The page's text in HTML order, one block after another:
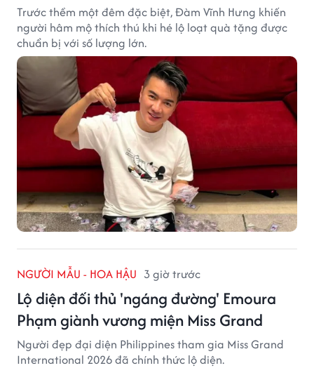
Trước thềm một đêm đặc biệt, Đàm Vĩnh Hưng khiến
người hâm mộ thích thú khi hé lộ loạt quà tặng được
chuẩn bị với số lượng lớn.
NGƯỜI MẪU - HOA HẬU 3 giờ trước
Lộ diện đối thủ 'ngáng đường' Emoura
Phạm giành vương miện Miss Grand
Người đẹp đại diện Philippines tham gia Miss Grand
International 2026 đã chính thức lộ diện.